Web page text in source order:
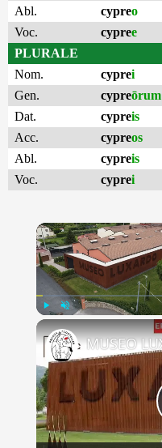
Abl.
cypreo
Voc.
cypree
PLURALE
Nom.
cyprei
Gen.
cypreōrum
Dat.
cypreis
Acc.
cypreos
Abl.
cypreis
Voc.
cyprei